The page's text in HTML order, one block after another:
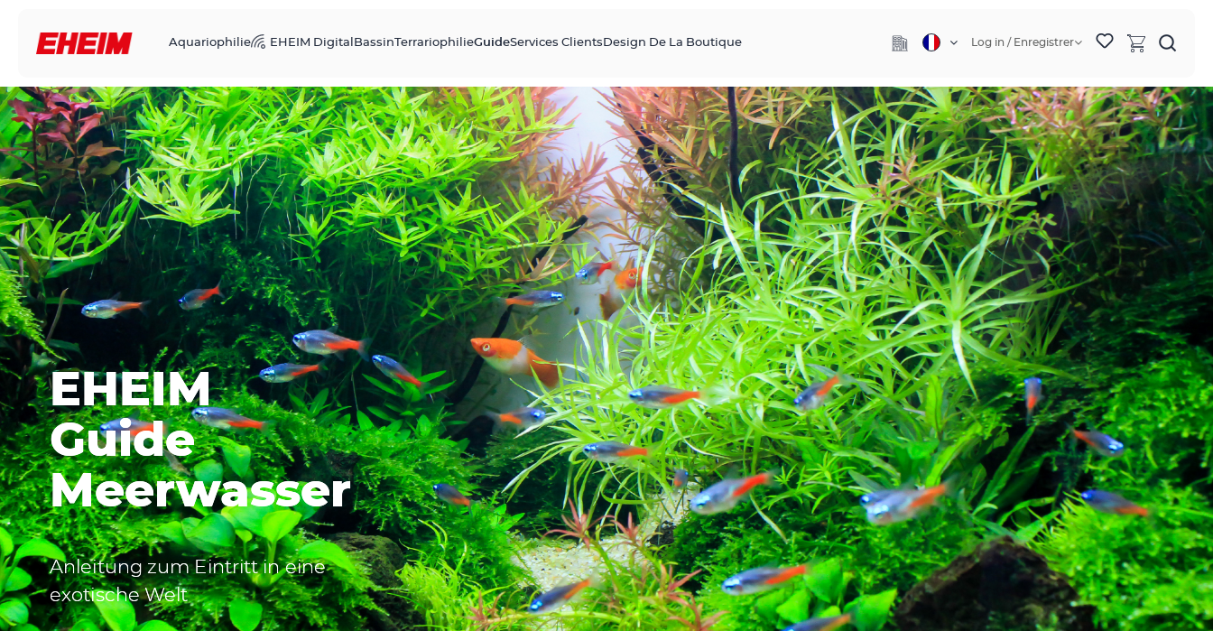
Aquariophilie EHEIM Digital BassinTerrariophilieGuideServices Clients Design De La Boutique Log in / Enregistrer
EHEIM
Guide
Meerwasser
Anleitung zum Eintritt in eine
exotische Welt